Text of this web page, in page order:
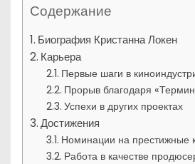
Содержание
Биография Кристанна Локен
Карьера
Первые шаги в
Прорыв благодаря
Успехи в других проектах
Достижения
Номинации на престижные
Работа в качестве